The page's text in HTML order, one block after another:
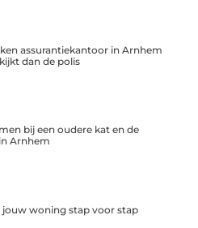
assurantiekantoor in Arnhem
dan de polis
bij een oudere kat en de
Arnhem
jouw woning stap voor stap